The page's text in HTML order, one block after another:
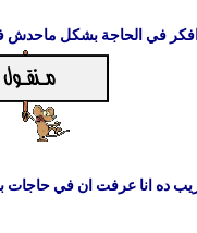
افكر في الحاجة بشكل
ده انا عرفت ان في حاجات